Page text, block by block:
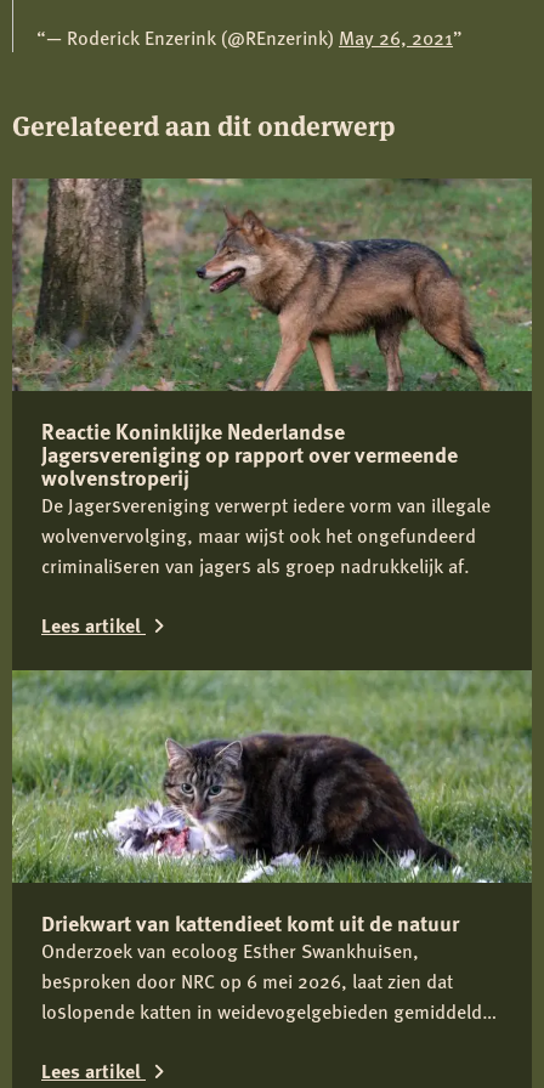
— Roderick Enzerink (@REnzerink) May 26, 2021
Gerelateerd aan dit onderwerp
Reactie Koninklijke Nederlandse
Jagersvereniging op rapport over vermeende
wolvenstroperij
De Jagersvereniging verwerpt iedere vorm van illegale
wolvenvervolging, maar wijst ook het ongefundeerd
criminaliseren van jagers als groep nadrukkelijk af.
Lees artikel
Lees
meer
over
Reactie
Koninklijke
Nederlandse
Jagersvereniging
rapport
over
vermeende
wolvenstroperij
Driekwart van kattendieet komt uit de natuur
Onderzoek van ecoloog Esther Swankhuisen,
besproken door NRC op 6 mei 2026, laat zien dat
loslopende katten in weidevogelgebieden gemiddeld
onderdeel zijn van het predatiedebat. Voor kwetsbare
Lees artikel